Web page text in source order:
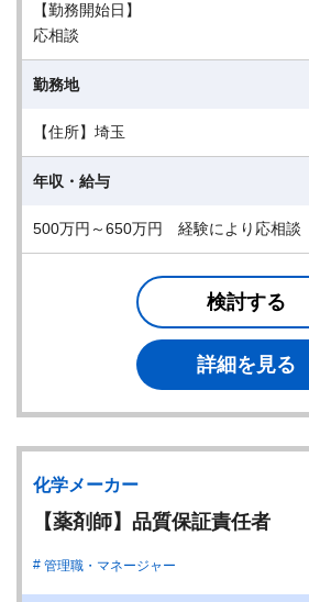
【勤務開始日】
応相談
勤務地
【住所】埼玉
年収・給与
500万円～650万円 経験により応相談
検討する
詳細を見る
化学メーカー
【薬剤師】品質保証責任者
管理職・マネージャー